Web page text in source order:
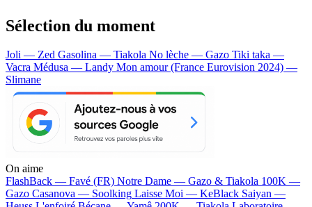
Sélection du moment
Joli — Zed Gasolina — Tiakola No lèche — Gazo Tiki taka —
Vacra Médusa — Landy Mon amour (France Eurovision 2024) —
Slimane
On aime
FlashBack — Favé (FR) Notre Dame — Gazo & Tiakola 100K —
Gazo Casanova — Soolking Laisse Moi — KeBlack Saiyan —